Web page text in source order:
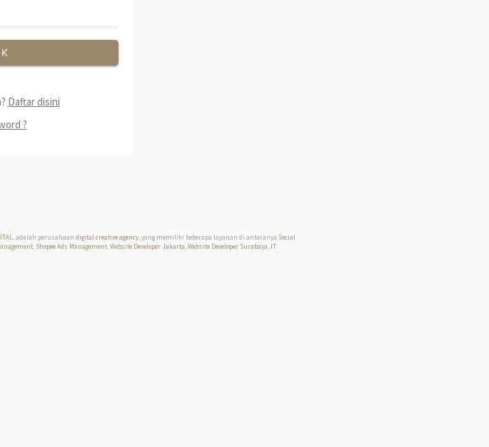
Daftar disini
?
, adalah perusahaan digital creative agency, yang memiliki beberapa layanan di antaranya Social
, Shopee Ads Management, Website Developer Jakarta Website Developer Surabaya IT